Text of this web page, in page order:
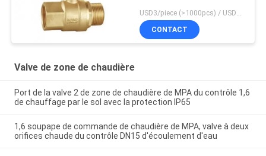
USD3/piece (>1000pcs) / USD3.5 (50-1000 pcs) MOQ:50 morceaux
CONTACT
Valve de zone de chaudière
Port de la valve 2 de zone de chaudière de MPA du contrôle 1,6
de chauffage par le sol avec la protection IP65
1,6 soupape de commande de chaudière de MPA, valve à deux
orifices chaude du contrôle DN15 d'écoulement d'eau